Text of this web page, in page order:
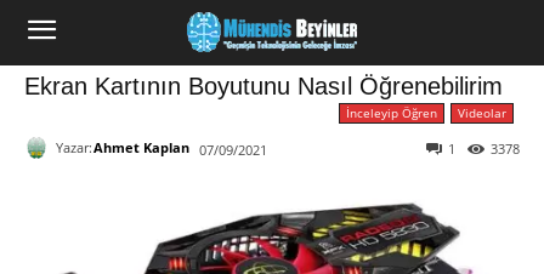
Ekran Kartının Boyutunu Nasıl Öğrenebilirim
İnceleyip Öğren Videolar
Yazar:Ahmet Kaplan 07/09/2021 3378
1